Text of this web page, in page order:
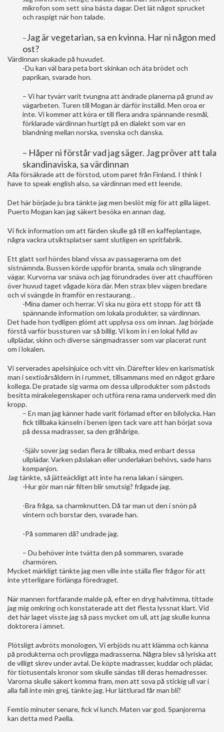
mikrofon som sett sina bästa dagar. Det lät något sprucket
och raspigt när hon talade.
–Jag är vegetarian, sa en kvinna. Har ni någon med
ost?
Värdinnan skakade på huvudet.
-Du kan väl bara peta bort skinkan och äta brödet och
paprikan, svarade hon.
– Vi har tyvärr varit tvungna att ändrade planerna på grund av
vägarbeten. Turen till Mogan är därför inställd. Men oroa er
inte. Vi kommer att köra er till flera andra spännande resmål,
förklarade värdinnan hurtigt på en dialekt som var en
blandning mellan norska, svenska och danska.
– Håper ni förstår vad jag säger. Jag pröver att tala
skandinaviska, sa värdinnan
Alla försäkrade att de förstod, utom paret från Finland. I think I
have to speak english also, sa värdinnan med ett leende.
Det här började ju bra tänkte jag men beslöt mig för att gilla läget.
Puerto Mogan kan jag säkert besöka en annan dag.
Vi fick information om att färden skulle gå till en kaffeplantage,
några vackra utsiktsplatser samt slutligen en spritfabrik.
Ett glatt sorl hördes bland vissa av passagerarna om det
sistnämnda. Bussen körde uppför branta, smala och slingrande
vägar. Kurvorna var snäva och jag förundrades över att chauffören
över huvud taget vågade köra där. Men strax blev vägen bredare
och vi svängde in framför en restaurang. .
-Mina damer och herrar. Vi ska nu göra ett stopp för att få
spännande information om lokala produkter, sa värdinnan.
Det hade hon tydligen glömt att upplysa oss om innan. Jag började
förstå varför bussturen var så billig. Vi kom in i en lokal fylld av
ullplädar, skinn och diverse sängmadrasser som var placerat runt
om i lokalen.
Vi serverades apelsinjuice och vitt vin. Därefter klev en karismatisk
man i sextioårsåldern in i rummet, tillsammans med en något gråare
kollega. De pratade sig varma om dessa ullprodukter som påstods
besitta mirakelegenskaper och utföra rena rama underverk med din
kropp.
– En man jag känner hade varit förlamad efter en bilolycka. Han
fick tillbaka känseln i benen igen tack vare att han börjat sova
på dessa madrasser, sa den gråhårige.
-Själv sover jag sedan flera år tillbaka, med enbart dessa
ullplädar. Varken påslakan eller underlakan behövs, sade hans
kompanjon.
Jag tänkte, så jätteäckligt att inte ha rena lakan i sängen.
-Hur gör man när filten blir smutsig? frågade jag.
-Bra fråga, sa charmknutten. Då tar man ut den i snön på
vintern och borstar den, svarade han.
-På sommaren då? undrade jag.
– Du behöver inte tvätta den på sommaren, svarade
charmören.
Mycket märkligt tänkte jag men ville inte ställa fler frågor för att
inte ytterligare förlänga föredraget.
När mannen fortfarande malde på, efter en dryg halvtimma, tittade
jag mig omkring och konstaterade att det flesta lyssnat klart. Vid
det här laget visste jag så pass mycket om ull, att jag skulle kunna
doktorera i ämnet.
Plötsligt avbröts monologen, Vi erbjöds nu att klämma och känna
på produkterna och provligga madrasserna. Några blev så lyriska att
de villigt skrev under avtal. De köpte madrasser, kuddar och plädar,
för tiotusentals kronor som skulle sändas till deras hemadresser.
Varorna skulle säkert komma fram, men att sova på stickig ull var i
alla fall inte min grej, tänkte jag. Hur lättlurad får man bli?
Femtio minuter senare, fick vi lunch. Maten var god. Spanjorerna
kan detta med Paella.